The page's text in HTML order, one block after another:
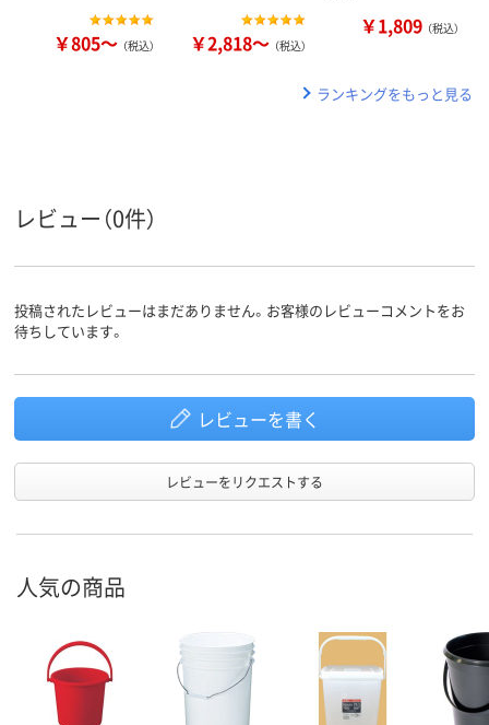
￥805～ （税込） ￥2,818～ （税込）
￥1,809 （税込）
ランキングをもっと見る
レビュー（0件）
投稿されたレビューはまだありません。お客様のレビューコメントをお
待ちしています。
レビューを書く
レビューをリクエストする
人気の商品